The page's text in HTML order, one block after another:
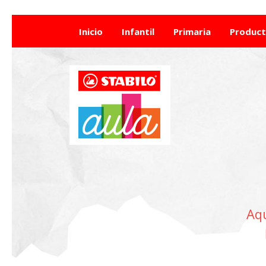
Inicio Infantil Primaria